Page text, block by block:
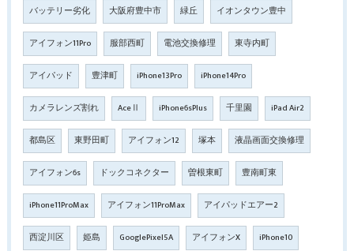
バッテリー劣化 大阪府豊中市 緑丘 イオンタウン豊中
アイフォン11Pro 服部西町 電池交換修理 東寺内町
アイパッド 豊津町 iPhone13Pro iPhone14Pro
カメラレンズ割れ AceⅡ iPhone6sPlus 千里園 iPad Air2
都島区 東野田町 アイフォン12 塚本 液晶画面交換修理
アイフォン6s ドックコネクター 曽根東町 豊南町東
iPhone11ProMax アイフォン11ProMax アイパッドエアー2
西淀川区 姫島 GooglePixel5A アイフォンX iPhone10